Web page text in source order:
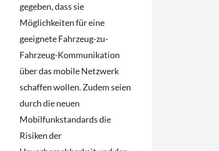
gegeben, dass sie
Möglichkeiten für eine
geeignete Fahrzeug-zu-
Fahrzeug-Kommunikation
über das mobile Netzwerk
schaffen wollen. Zudem seien
durch die neuen
Mobilfunkstandards die
Risiken der